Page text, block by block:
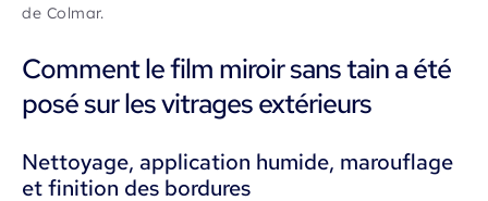
de Colmar.
Comment le film miroir sans tain a été
posé sur les vitrages extérieurs
Nettoyage, application humide, marouflage
et finition des bordures